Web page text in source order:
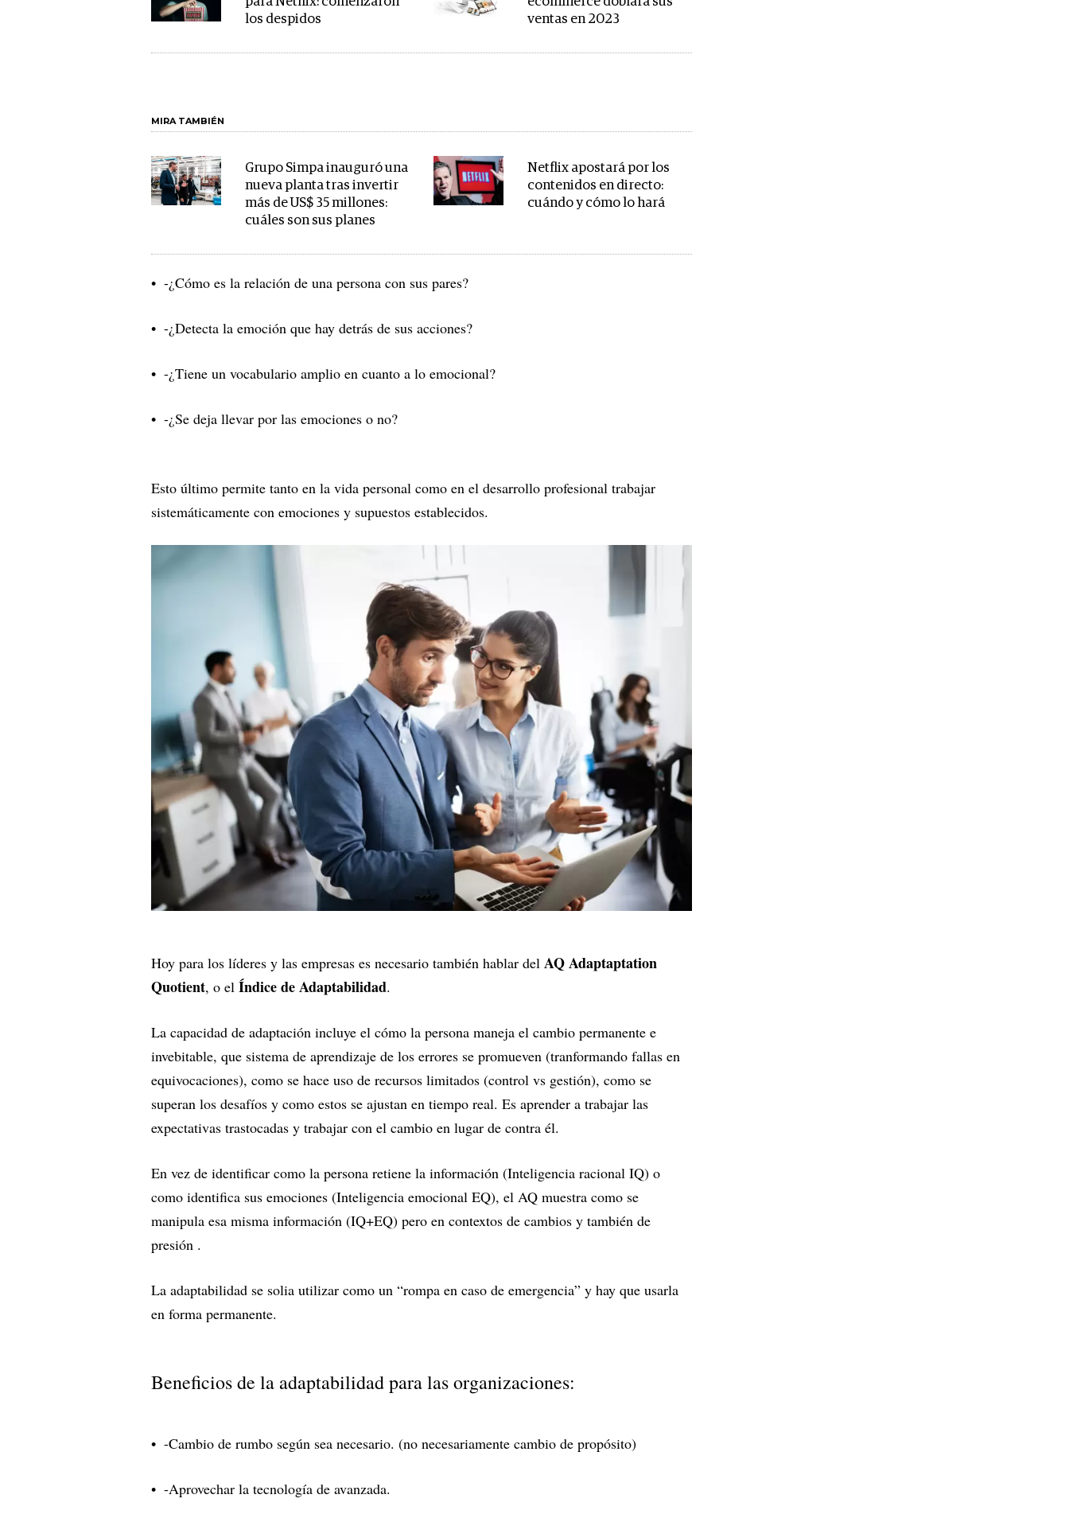
los despidos
ventas en 2023
MIRA TAMBIÉN
Grupo Simpa inauguró una
nueva planta tras invertir
más de US$ 35 millones:
cuáles son sus planes
Netflix apostará por los
contenidos en directo:
cuándo y cómo lo hará
-¿Cómo es la relación de una persona con sus pares?
-¿Detecta la emoción que hay detrás de sus acciones?
-¿Tiene un vocabulario amplio en cuanto a lo emocional?
-¿Se deja llevar por las emociones o no?
Esto último permite tanto en la vida personal como en el desarrollo profesional trabajar
sistemáticamente con emociones y supuestos establecidos.
Hoy para los líderes y las empresas es necesario también hablar del AQ Adaptaptation
Quotient, o el Índice de Adaptabilidad.
La capacidad de adaptación incluye el cómo la persona maneja el cambio permanente e
invebitable, que sistema de aprendizaje de los errores se promueven (tranformando fallas en
equivocaciones), como se hace uso de recursos limitados (control vs gestión), como se
superan los desafíos y como estos se ajustan en tiempo real. Es aprender a trabajar las
expectativas trastocadas y trabajar con el cambio en lugar de contra él.
En vez de identificar como la persona retiene la información (Inteligencia racional IQ) o
como identifica sus emociones (Inteligencia emocional EQ), el AQ muestra como se
manipula esa misma información (IQ+EQ) pero en contextos de cambios y también de
presión .
La adaptabilidad se solia utilizar como un “rompa en caso de emergencia” y hay que usarla
en forma permanente.
Beneficios de la adaptabilidad para las organizaciones:
-Cambio de rumbo según sea necesario. (no necesariamente cambio de propósito)
-Aprovechar la tecnología de avanzada.